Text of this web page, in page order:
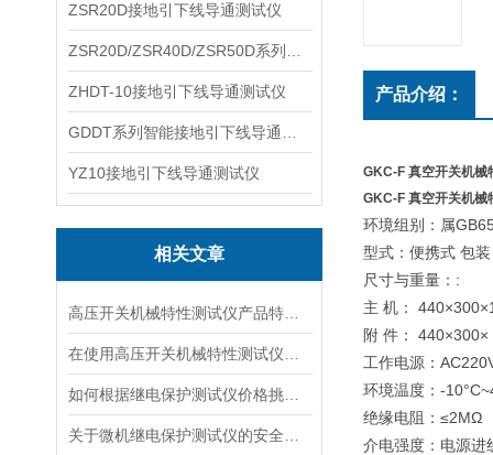
ZSR20D接地引下线导通测试仪
ZHDT-10接地引下线导通测试仪
YZ10接地引下线导通测试仪
相关文章
产品介绍：
GKC-F 真空开关机械
GKC-F 真空开关机械
环境组别：属
型式：便携式 包
尺寸与重量：:
主 机：
附 件：
工作电源：
环境温度：-
绝缘电阻：≤2MΩ
介电强度：电源进